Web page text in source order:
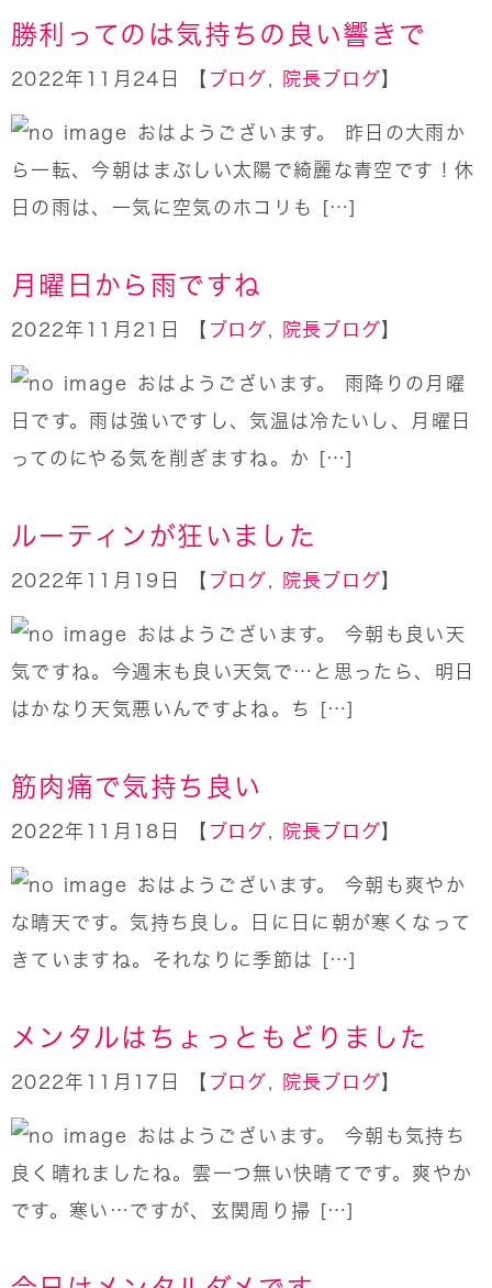
勝利ってのは気持ちの良い響きで
2022年11月24日 【 ブログ 院長ブログ】
おはようございます。 昨日の大雨か
ら一転、今朝はまぶしい太陽で綺麗な青空です！休
日の雨は、一気に空気のホコリも […]
月曜日から雨ですね
2022年11月21日 【 ブログ 院長ブログ】
おはようございます。 雨降りの月曜
日です。雨は強いですし、気温は冷たいし、月曜日
ってのにやる気を削ぎますね。か […]
ルーティンが狂いました
2022年11月19日 【 ブログ 院長ブログ】
おはようございます。 今朝も良い天
気ですね。今週末も良い天気で…と思ったら、明日
はかなり天気悪いんですよね。ち […]
筋肉痛で気持ち良い
2022年11月18日 【 ブログ 院長ブログ】
おはようございます。 今朝も爽やか
な晴天です。気持ち良し。日に日に朝が寒くなって
きていますね。それなりに季節は […]
メンタルはちょっともどりました
2022年11月17日 【 ブログ 院長ブログ】
おはようございます。 今朝も気持ち
良く晴れましたね。雲一つ無い快晴てです。爽やか
です。寒い…ですが、玄関周り掃 […]